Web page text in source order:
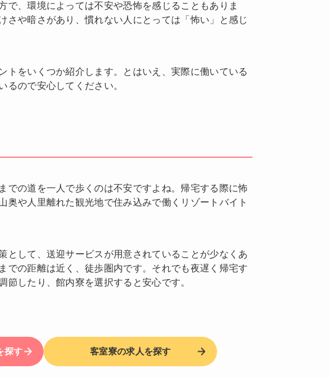
で、環境によっては不安や恐怖を感じることもありま
さや暗さがあり、慣れない人にとっては「怖い」と感じ
トをいくつか紹介します。とはいえ、実際に働いている
るので安心してください。
での道を一人で歩くのは不安ですよね。帰宅する際に怖
奥や人里離れた観光地で住み込みで働くリゾートバイト
として、送迎サービスが用意されていることが少なくあ
での距離は近く、徒歩圏内です。それでも夜遅く帰宅す
節したり、館内寮を選択すると安心です。
探す 客室寮の求人を探す